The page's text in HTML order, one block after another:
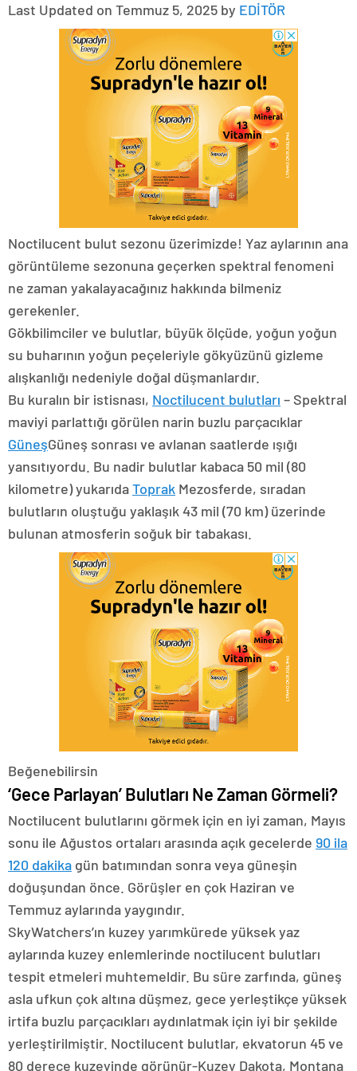
Last Updated on Temmuz 5, 2025 by EDİTÖR
Noctilucent bulut sezonu üzerimizde! Yaz aylarının ana
görüntüleme sezonuna geçerken spektral fenomeni
ne zaman yakalayacağınız hakkında bilmeniz
gerekenler.
Gökbilimciler ve bulutlar, büyük ölçüde, yoğun yoğun
su buharının yoğun peçeleriyle gökyüzünü gizleme
alışkanlığı nedeniyle doğal düşmanlardır.
Bu kuralın bir istisnası, Noctilucent bulutları – Spektral
maviyi parlattığı görülen narin buzlu parçacıklar
GüneşGüneş sonrası ve avlanan saatlerde ışığı
yansıtıyordu. Bu nadir bulutlar kabaca 50 mil (80
kilometre) yukarıdaToprak Mezosferde, sıradan
bulutların oluştuğu yaklaşık 43 mil (70 km) üzerinde
bulunan atmosferin soğuk bir tabakası.
Beğenebilirsin
‘Gece Parlayan’ Bulutları Ne Zaman Görmeli?
Noctilucent bulutlarını görmek için en iyi zaman, Mayıs
sonu ile Ağustos ortaları arasında açık gecelerde 90 ila
120 dakika gün batımından sonra veya güneşin
doğuşundan önce. Görüşler en çok Haziran ve
Temmuz aylarında yaygındır.
SkyWatchers’ın kuzey yarımkürede yüksek yaz
aylarında kuzey enlemlerinde noctilucent bulutları
tespit etmeleri muhtemeldir. Bu süre zarfında, güneş
asla ufkun çok altına düşmez, gece yerleştikçe yüksek
irtifa buzlu parçacıkları aydınlatmak için iyi bir şekilde
yerleştirilmiştir. Noctilucent bulutlar, ekvatorun 45 ve
80 derece kuzeyinde görünür-Kuzey Dakota, Montana